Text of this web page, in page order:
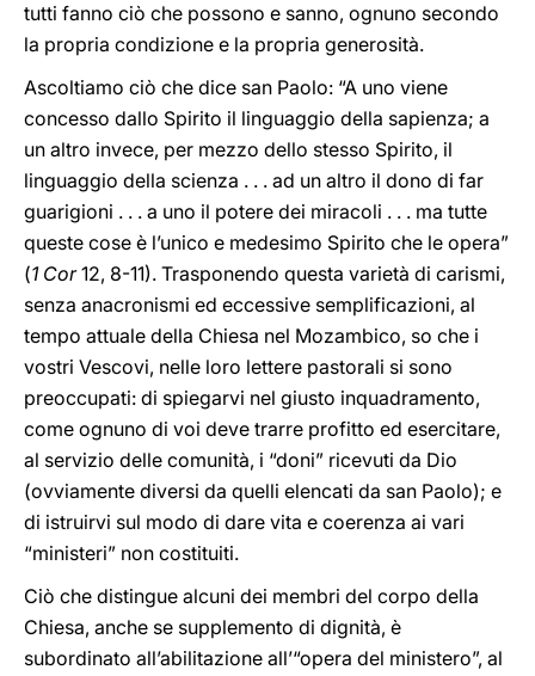
tutti fanno ciò che possono e sanno, ognuno secondo
la propria condizione e la propria generosità.
Ascoltiamo ciò che dice san Paolo: “A uno viene
concesso dallo Spirito il linguaggio della sapienza; a
un altro invece, per mezzo dello stesso Spirito, il
linguaggio della scienza . . . ad un altro il dono di far
guarigioni . . . a uno il potere dei miracoli . . . ma tutte
queste cose è l’unico e medesimo Spirito che le opera”
(1 Cor12, 8-11). Trasponendo questa varietà di carismi,
senza anacronismi ed eccessive semplificazioni, al
tempo attuale della Chiesa nel Mozambico, so che i
vostri Vescovi, nelle loro lettere pastorali si sono
preoccupati: di spiegarvi nel giusto inquadramento,
come ognuno di voi deve trarre profitto ed esercitare,
al servizio delle comunità, i “doni” ricevuti da Dio
(ovviamente diversi da quelli elencati da san Paolo); e
di istruirvi sul modo di dare vita e coerenza ai vari
“ministeri” non costituiti.
Ciò che distingue alcuni dei membri del corpo della
Chiesa, anche se supplemento di dignità, è
subordinato all’abilitazione all’“opera del ministero”, al